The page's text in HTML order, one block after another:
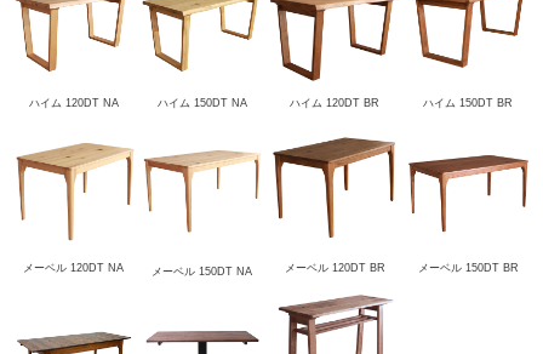
ハイム 120DT NA ハイム 150DT NA ハイム 120DT BR ハイム 150DT BR
メーベル 120DT NA メーベル 150DT NA メーベル 120DT BR メーベル 150DT BR